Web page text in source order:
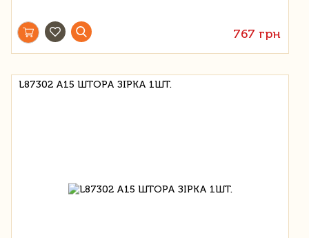
767 грн
L87302 A15 ШТОРА ЗІРКА 1ШТ.